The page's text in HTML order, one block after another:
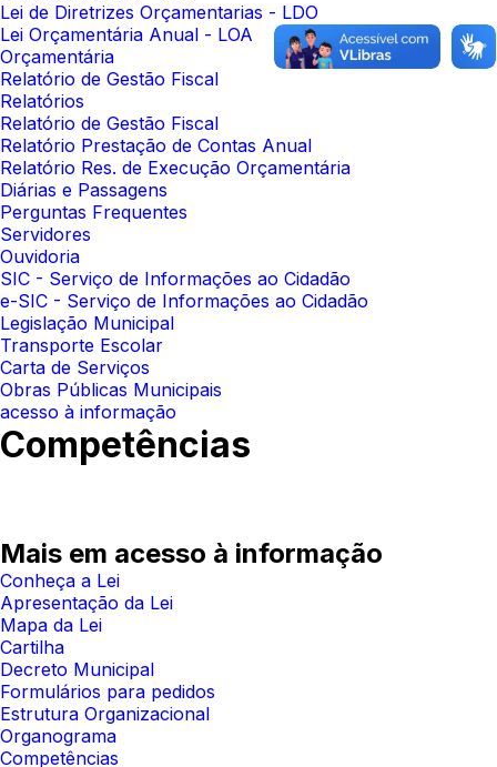
Lei de Diretrizes Orçamentarias - LDO
Lei Orçamentária Anual - LOA
Orçamentária
Relatório de Gestão Fiscal
Relatórios
Relatório de Gestão Fiscal
Relatório Prestação de Contas Anual
Relatório Res. de Execução Orçamentária
Diárias e Passagens
Perguntas Frequentes
Servidores
Ouvidoria
SIC - Serviço de Informações ao Cidadão
e-SIC - Serviço de Informações ao Cidadão
Legislação Municipal
Transporte Escolar
Carta de Serviços
Obras Públicas Municipais
acesso à informação
Competências
Mais em acesso à informação
Conheça a Lei
Apresentação da Lei
Mapa da Lei
Cartilha
Decreto Municipal
Formulários para pedidos
Estrutura Organizacional
Organograma
Competências